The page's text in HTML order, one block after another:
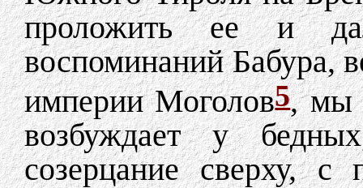
проложить ее и
воспоминаний Бабура,
империи Моголов5, мы
возбуждает у
созерцание сверху,